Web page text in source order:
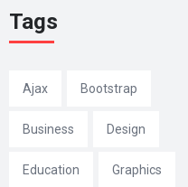
Tags
Ajax Bootstrap
Business Design
Education Graphics